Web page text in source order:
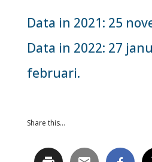
Data in 2021: 25
Data in 2022: 27
februari.
Share this…